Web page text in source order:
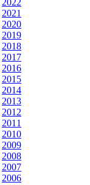
2022
2021
2020
2019
2018
2017
2016
2015
2014
2013
2012
2011
2010
2009
2008
2007
2006